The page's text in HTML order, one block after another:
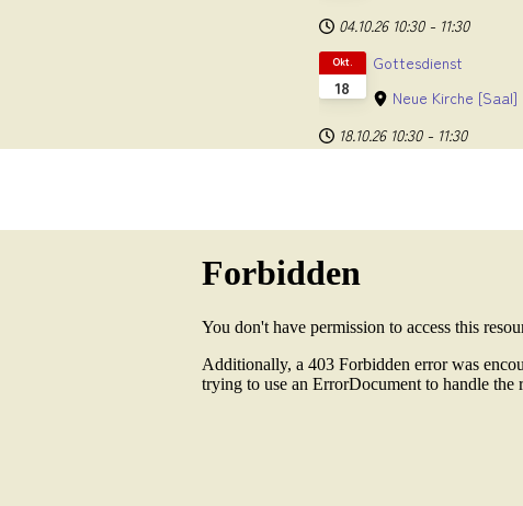
04.10.26 10:30 - 11:30
18
Okt.
Gottesdienst
Neue Kirche [Saal]
18.10.26 10:30 - 11:30